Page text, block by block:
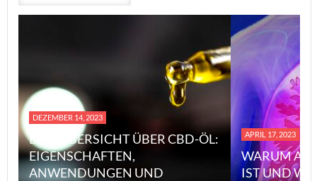
DEZEMBER 14, 2023
EINE ÜBERSICHT ÜBER CBD-ÖL:
EIGENSCHAFTEN,
ANWENDUNGEN UND
APRIL 17, 2023
WARUM
IST UND